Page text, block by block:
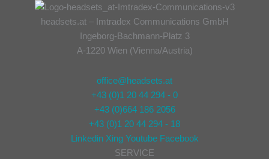
headsets.at – Imtradex Communications GmbH
Ingeborg-Bachmann-Platz 3
A-1220 Wien (Vienna/Austria)
office@headsets.at
+43 (0)1 20 44 294 - 0
+43 (0)664 186 2056
+43 (0)1 20 44 294 - 18
Linkedin Xing Youtube Facebook
SERVICE